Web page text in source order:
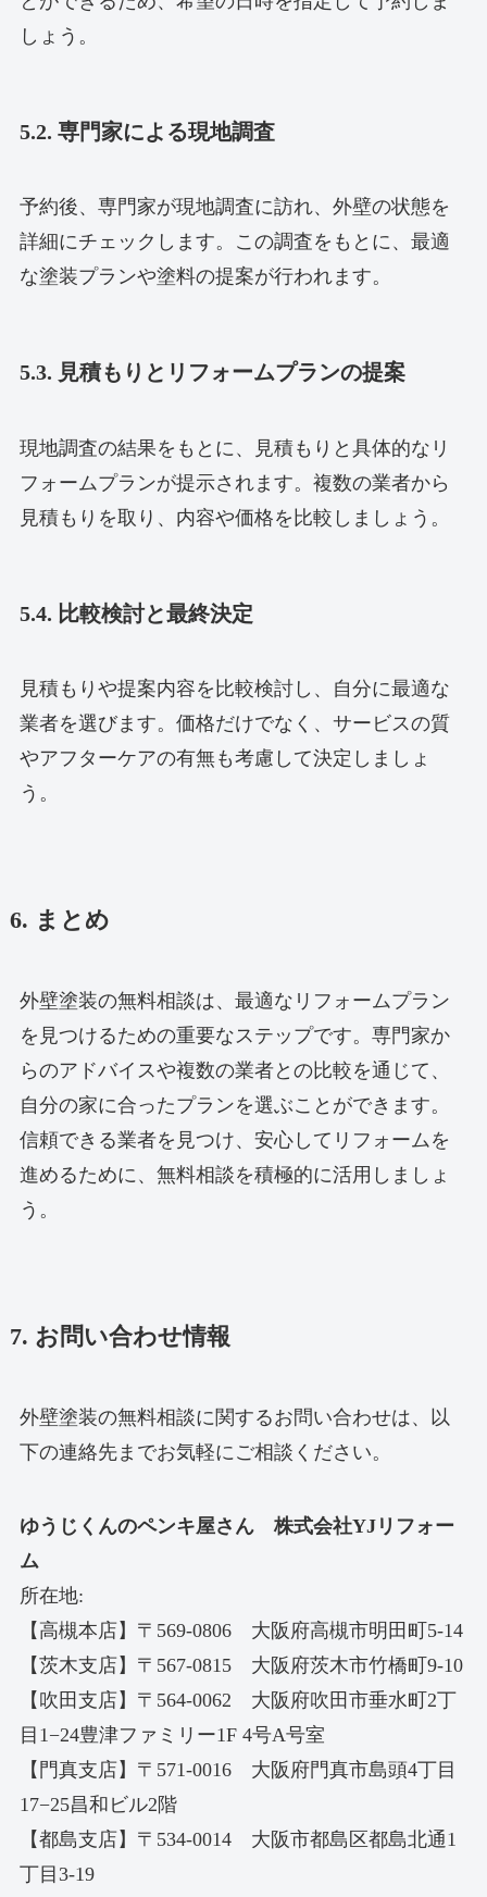
しょう。
5.2. 専門家による現地調査
予約後、専門家が現地調査に訪れ、外壁の状態を
詳細にチェックします。この調査をもとに、最適
な塗装プランや塗料の提案が行われます。
5.3. 見積もりとリフォームプランの提案
現地調査の結果をもとに、見積もりと具体的なリ
フォームプランが提示されます。複数の業者から
見積もりを取り、内容や価格を比較しましょう。
5.4. 比較検討と最終決定
見積もりや提案内容を比較検討し、自分に最適な
業者を選びます。価格だけでなく、サービスの質
やアフターケアの有無も考慮して決定しましょ
う。
6. まとめ
外壁塗装の無料相談は、最適なリフォームプラン
を見つけるための重要なステップです。専門家か
らのアドバイスや複数の業者との比較を通じて、
自分の家に合ったプランを選ぶことができます。
信頼できる業者を見つけ、安心してリフォームを
進めるために、無料相談を積極的に活用しましょ
う。
7. お問い合わせ情報
外壁塗装の無料相談に関するお問い合わせは、以
下の連絡先までお気軽にご相談ください。
ゆうじくんのペンキ屋さん 株式会社YJリフォー
ム
所在地:
【高槻本店】〒569-0806 大阪府高槻市明田町5-14
【茨木支店】〒567-0815 大阪府茨木市竹橋町9-10
【吹田支店】〒564-0062 大阪府吹田市垂水町2丁
目1−24豊津ファミリー1F 4号A号室
【門真支店】〒571-0016 大阪府門真市島頭4丁目
17−25昌和ビル2階
【都島支店】〒534-0014 大阪市都島区都島北通1
丁目3-19